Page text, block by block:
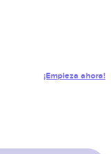
¡Empieza ahora!